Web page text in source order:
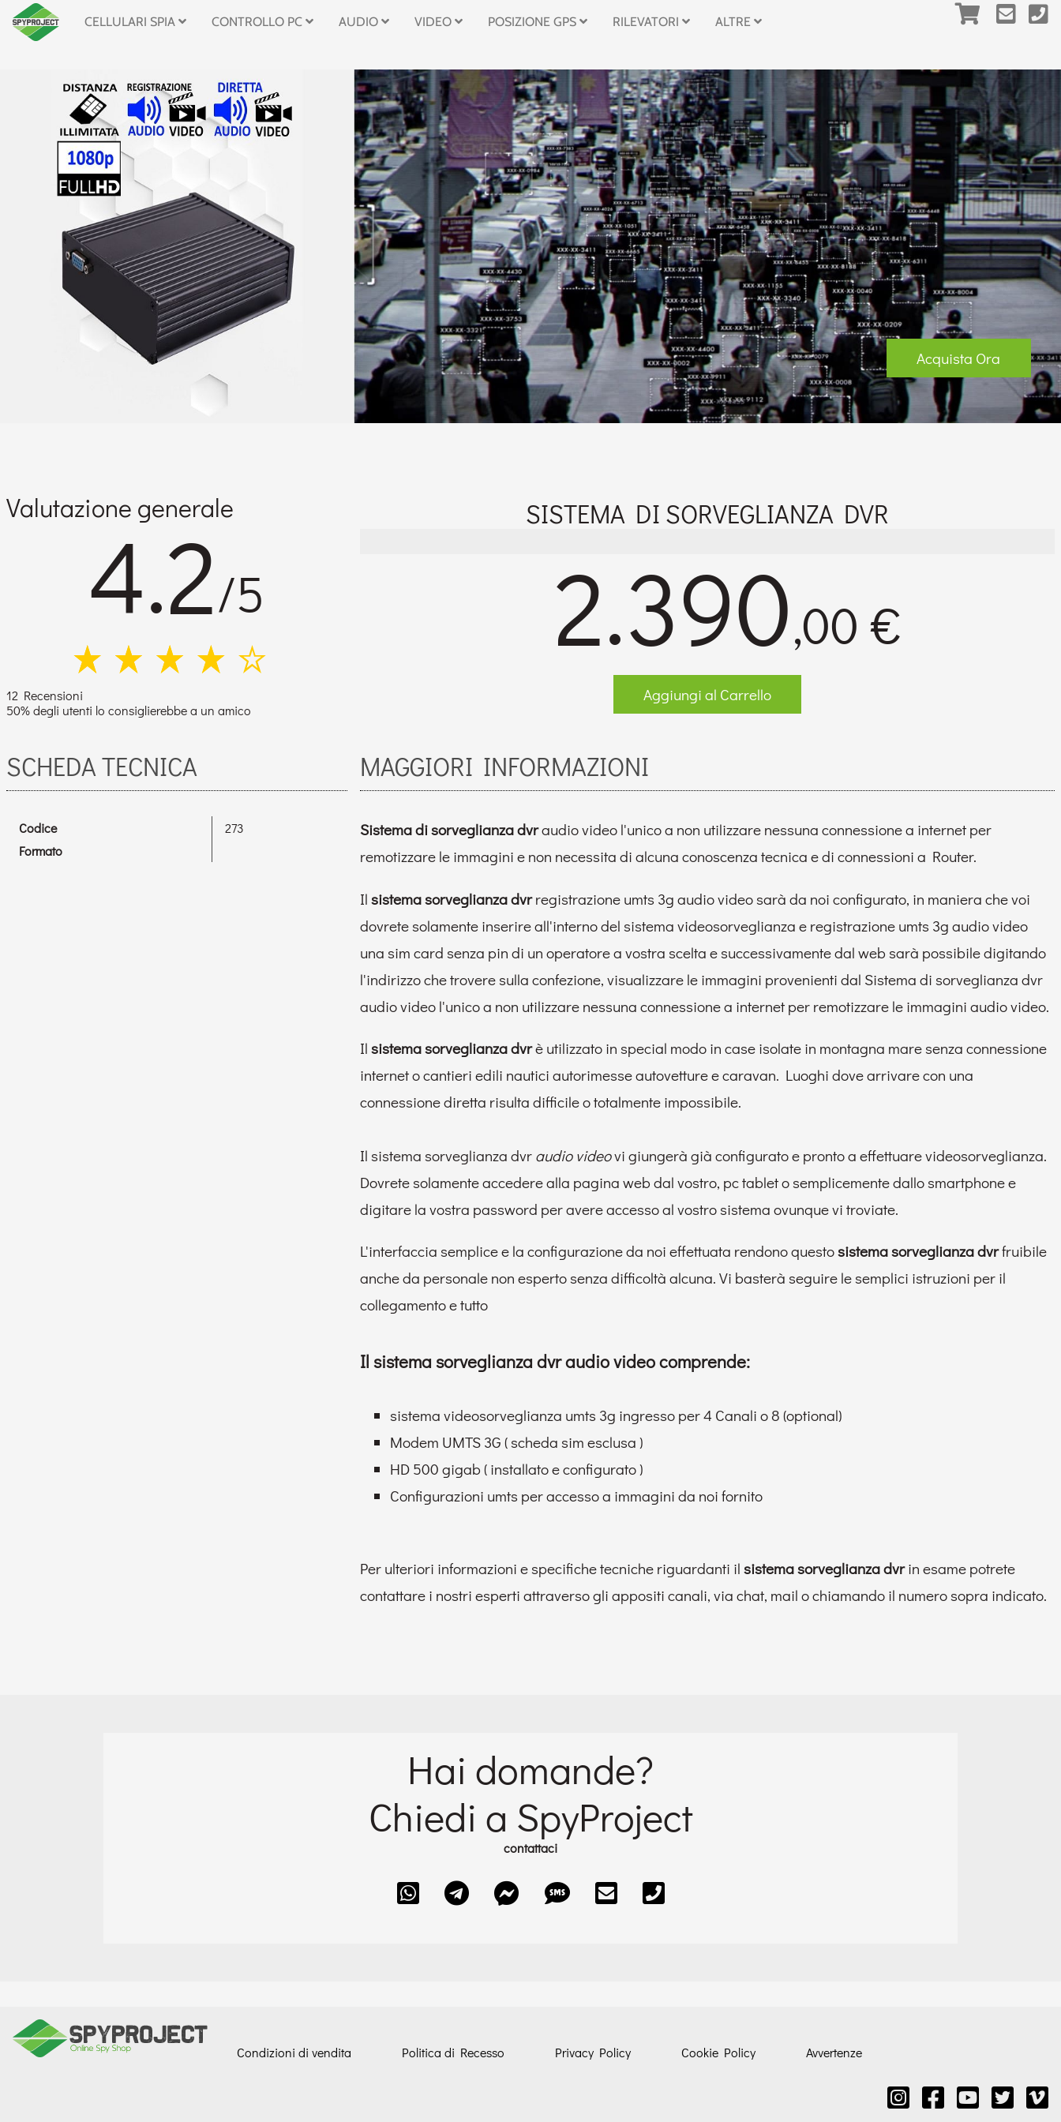
CELLULARI SPIA CONTROLLO PC AUDIO VIDEO POSIZIONE GPS RILEVATORI ALTRE
Acquista Ora
SISTEMA DI SORVEGLIANZA DVR
2.390,00 €
Aggiungi al Carrello
Valutazione generale
4.2/5
12 Recensioni
50% degli utenti lo consiglierebbe a un amico
MAGGIORI INFORMAZIONI
Sistema di sorveglianza dvraudio video l'unico a non utilizzare nessuna connessione a internet per
remotizzare le immagini e non necessita di alcuna conoscenza tecnica e di connessioni a Router.
Ilsistema sorveglianza dvrregistrazione umts 3g audio video sarà da noi configurato, in maniera che voi
dovrete solamente inserire all'interno del sistema videosorveglianza e registrazione umts 3g audio video
una sim card senza pin di un operatore a vostra scelta e successivamente dal web sarà possibile digitando
l'indirizzo che trovere sulla confezione, visualizzare le immagini provenienti dal Sistema di sorveglianza dvr
audio video l'unico a non utilizzare nessuna connessione a internet per remotizzare le immagini audio video.
Ilsistema sorveglianza dvrè utilizzato in special modo in case isolate in montagna mare senza connessione
internet o cantieri edili nautici autorimesse autovetture e caravan. Luoghi dove arrivare con una
connessione diretta risulta difficile o totalmente impossibile.
Il sistema sorveglianza dvr audio videovi giungerà già configurato e pronto a effettuare videosorveglianza.
Dovrete solamente accedere alla pagina web dal vostro, pc tablet o semplicemente dallo smartphone e
digitare la vostra password per avere accesso al vostro sistema ovunque vi troviate.
L'interfaccia semplice e la configurazione da noi effettuata rendono questosistema sorveglianza dvrfruibile
anche da personale non esperto senza difficoltà alcuna. Vi basterà seguire le semplici istruzioni per il
collegamento e tutto
Il sistema sorveglianza dvr audio video comprende:
sistema videosorveglianza umts 3g ingresso per 4 Canali o 8 (optional)
Modem UMTS 3G ( scheda sim esclusa )
HD 500 gigab ( installato e configurato )
Configurazioni umts per accesso a immagini da noi fornito
Per ulteriori informazioni e specifiche tecniche riguardanti ilsistema sorveglianza dvrin esame potrete
contattare i nostri esperti attraverso gli appositi canali, via chat, mail o chiamando il numero sopra indicato.
SCHEDA TECNICA
Codice
273
Formato
Hai domande?
Chiedi a SpyProject
contattaci
Condizioni di vendita Politica di Recesso Privacy Policy Cookie Policy Avvertenze